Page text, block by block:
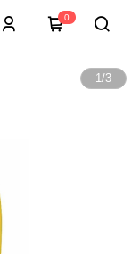
0
1/3